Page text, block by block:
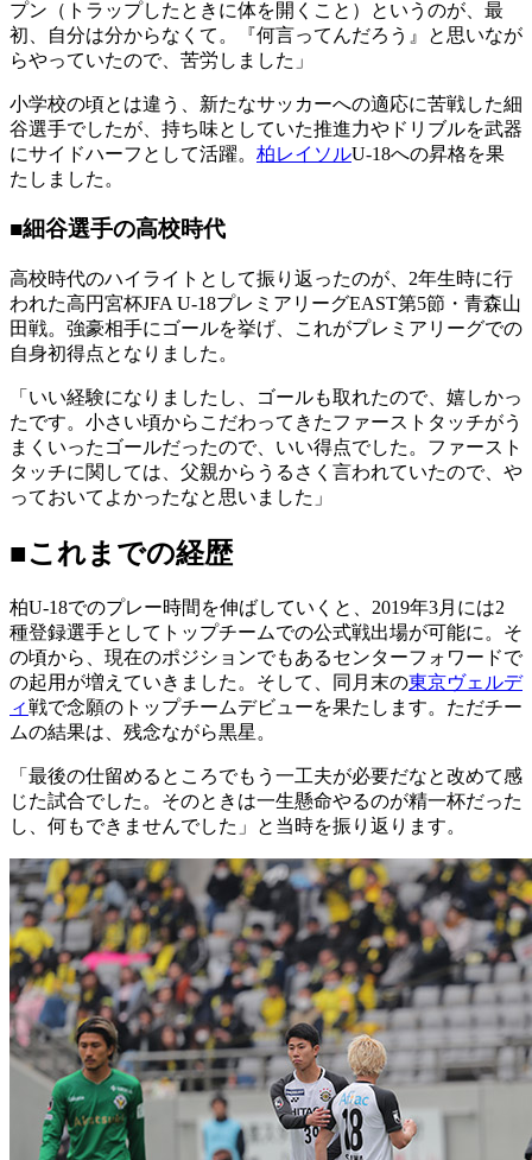
プン（トラップしたときに体を開くこと）というのが、最
初、自分は分からなくて。『何言ってんだろう』と思いなが
らやっていたので、苦労しました」
小学校の頃とは違う、新たなサッカーへの適応に苦戦した細
谷選手でしたが、持ち味としていた推進力やドリブルを武器
にサイドハーフとして活躍。 柏レイソルU-18への昇格を果
たしました。
■細谷選手の高校時代
高校時代のハイライトとして振り返ったのが、2年生時に行
われた高円宮杯JFA U-18プレミアリーグEAST第5節・青森山
田戦。強豪相手にゴールを挙げ、これがプレミアリーグでの
自身初得点となりました。
「いい経験になりましたし、ゴールも取れたので、嬉しかっ
たです。小さい頃からこだわってきたファーストタッチがう
まくいったゴールだったので、いい得点でした。ファースト
タッチに関しては、父親からうるさく言われていたので、や
っておいてよかったなと思いました」
■これまでの経歴
柏U-18でのプレー時間を伸ばしていくと、2019年3月には2
種登録選手としてトップチームでの公式戦出場が可能に。そ
の頃から、現在のポジションでもあるセンターフォワードで
の起用が増えていきました。そして、同月末の東京ヴェルデ
ィ戦で念願のトップチームデビューを果たします。ただチー
ムの結果は、残念ながら黒星。
「最後の仕留めるところでもう一工夫が必要だなと改めて感
じた試合でした。そのときは一生懸命やるのが精一杯だった
し、何もできませんでした」と当時を振り返ります。